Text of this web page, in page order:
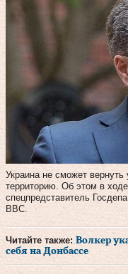
Украина не сможет
территорию. Об этом в
спецпредставитель
BBC.
Читайте также: Волкер
себя на Донбассе